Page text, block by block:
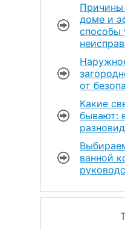
Причины
доме и
способы
от
Какие
бывают:
ванной